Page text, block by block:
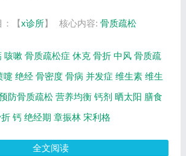
骨质疏松远离骨折的风险等相关内容，百年
：【x诊所】 核心内容: 骨质疏松
咳嗽 骨质疏松症 休克 骨折 中风 骨质疏
嚏 绝经 骨密度 骨病 并发症 维生素 维生
防骨质疏松 营养均衡 钙剂 晒太阳 膳食
钙 绝经期 章振林 宋利格
全文阅读